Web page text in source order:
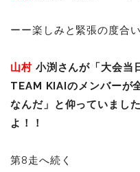
ーー楽しみと緊張の度合
山村小渕さんが「大会当
TEAM KIAIのメンバーが
なんだ」と仰っていまし
よ！！
第8走へ続く